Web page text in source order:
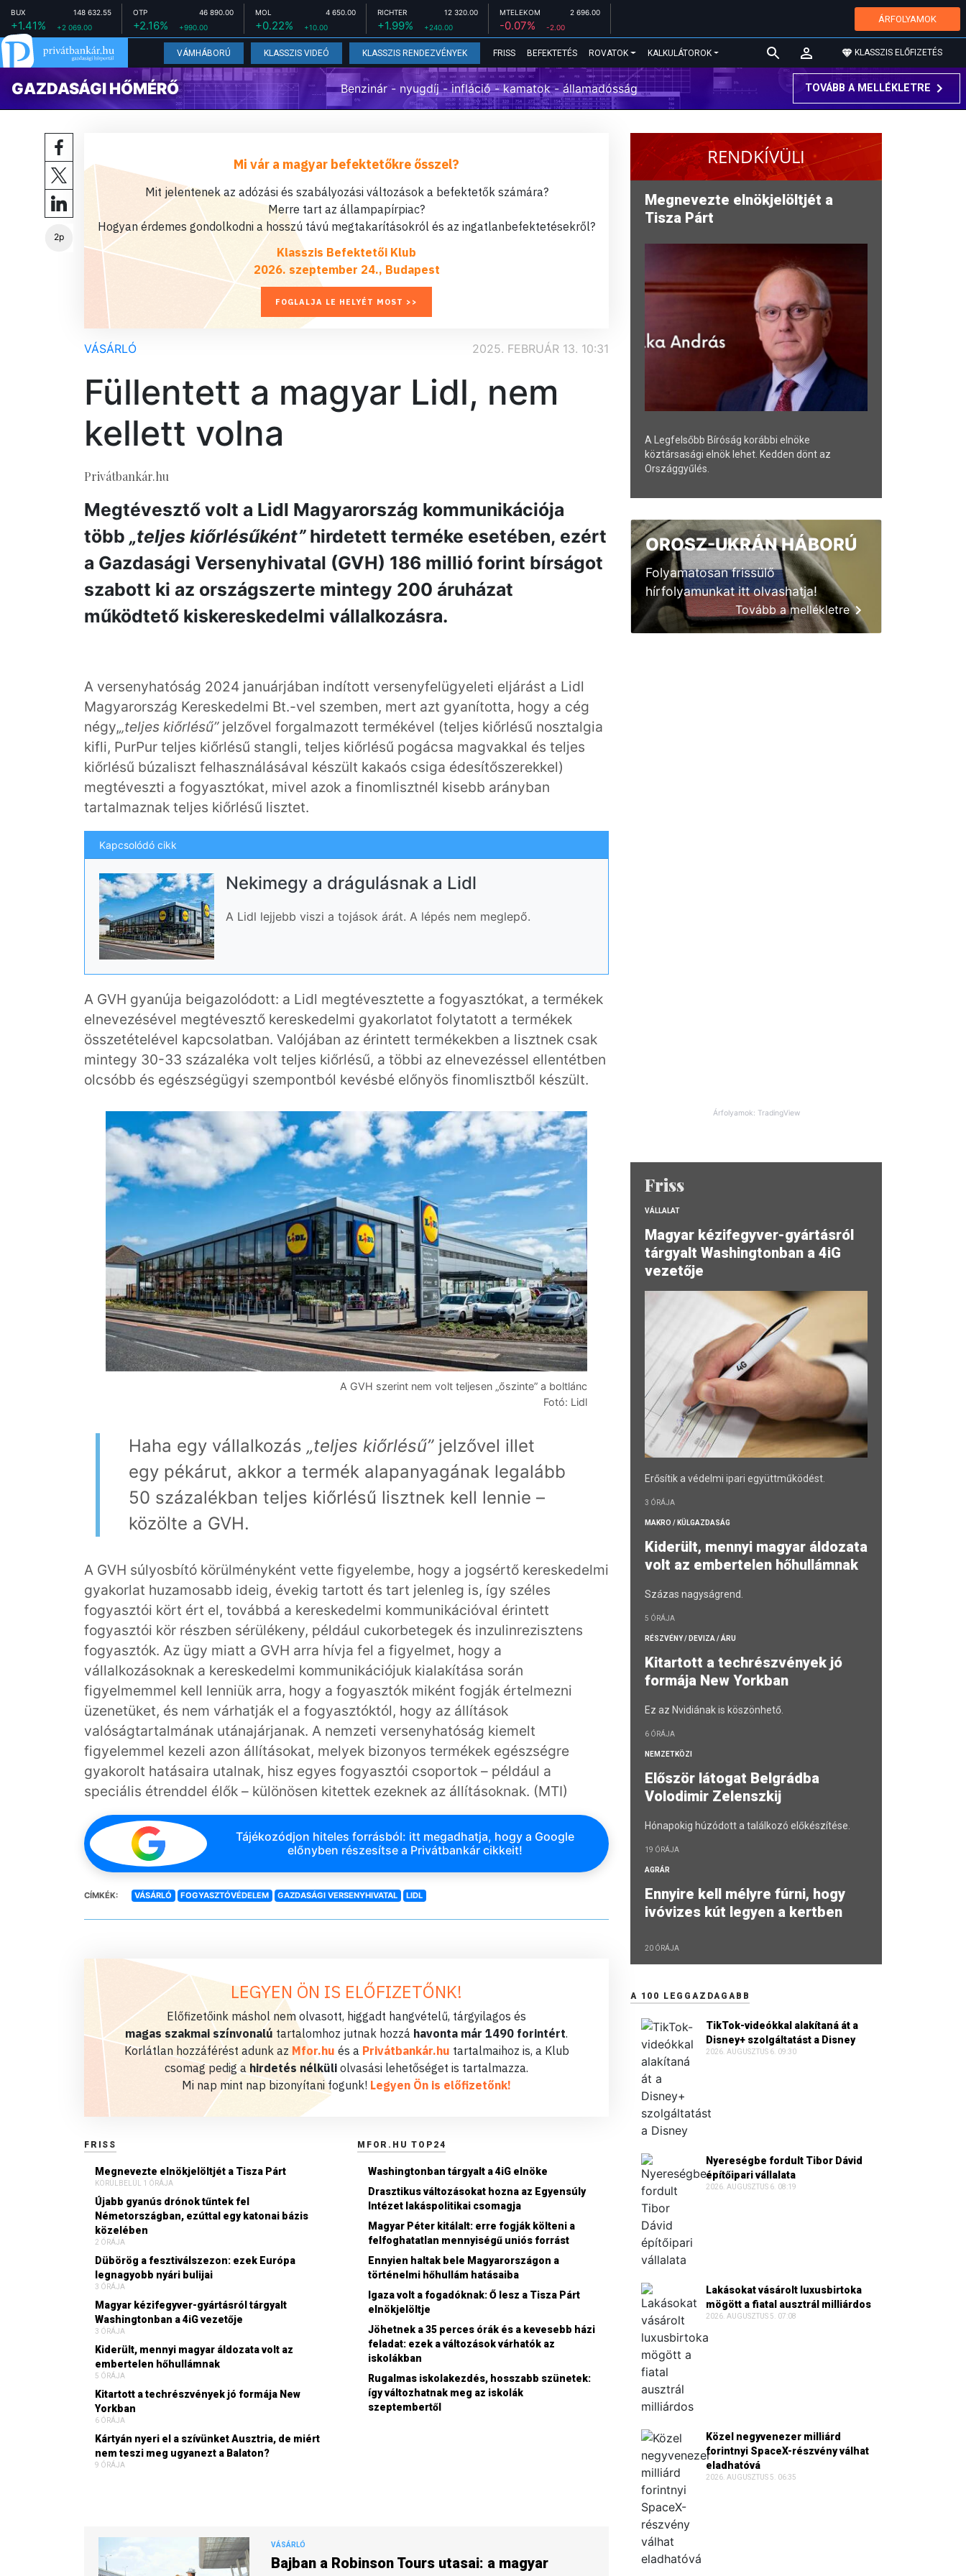
BUX 148 632.55
+1.41% +2 069.00
OTP 46 890.00
+2.16% +990.00
MOL 4 650.00
+0.22% +10.00
RICHTER 12 320.00
+1.99% +240.00
MTELEKOM 2 696.00
-0.07% -2.00
ÁRFOLYAMOK
VÁMHÁBORÚ KLASSZIS VIDEÓ KLASSZIS RENDEZVÉNYEK FRISS BEFEKTETÉS ROVATOK KALKULÁTOROK KLASSZIS ELŐFIZETÉS
GAZDASÁGI HŐMÉRŐ Benzinár - nyugdíj - infláció - kamatok - államadósság TOVÁBB A MELLÉKLETRE
2p
Mi vár a magyar befektetőkre ősszel?
Mit jelentenek az adózási és szabályozási változások a befektetők számára?
Merre tart az állampapírpiac?
Hogyan érdemes gondolkodni a hosszú távú megtakarításokról és az ingatlanbefektetésekről?
Klasszis Befektetői Klub
2026. szeptember 24., Budapest
FOGLALJA LE HELYÉT MOST >>
VÁSÁRLÓ 2025. FEBRUÁR 13. 10:31
Füllentett a magyar Lidl, nem
kellett volna
Privátbankár.hu
Megtévesztő volt a Lidl Magyarország kommunikációja
több „teljes kiőrlésűként”hirdetett terméke esetében, ezért
a Gazdasági Versenyhivatal (GVH) 186 millió forint bírságot
szabott ki az országszerte mintegy 200 áruházat
működtető kiskereskedelmi vállalkozásra.
A versenyhatóság 2024 januárjában indított versenyfelügyeleti eljárást a Lidl
Magyarország Kereskedelmi Bt.-vel szemben, mert azt gyanította, hogy a cég
négy,„teljes kiőrlésű”jelzővel forgalmazott termékével (teljes kiőrlésű nosztalgia
kifli, PurPur teljes kiőrlésű stangli, teljes kiőrlésű pogácsa magvakkal és teljes
kiőrlésű búzaliszt felhasználásával készült kakaós csiga édesítőszerekkel)
megtéveszti a fogyasztókat, mivel azok a finomlisztnél kisebb arányban
tartalmaznak teljes kiőrlésű lisztet.
Kapcsolódó cikk
Nekimegy a drágulásnak a Lidl
A Lidl lejjebb viszi a tojások árát. A lépés nem meglepő.
A GVH gyanúja beigazolódott: a Lidl megtévesztette a fogyasztókat, a termékek
elnevezésével megtévesztő kereskedelmi gyakorlatot folytatott a termékek
összetételével kapcsolatban. Valójában az érintett termékekben a lisztnek csak
mintegy 30-33 százaléka volt teljes kiőrlésű, a többi az elnevezéssel ellentétben
olcsóbb és egészségügyi szempontból kevésbé előnyös finomlisztből készült.
A GVH szerint nem volt teljesen „őszinte” a boltlánc
Fotó: Lidl
Haha egy vállalkozás „teljes kiőrlésű”jelzővel illet
egy pékárut, akkor a termék alapanyagának legalább
50 százalékban teljes kiőrlésű lisztnek kell lennie –
közölte a GVH.
A GVH súlyosbító körülményként vette figyelembe, hogy a jogsértő kereskedelmi
gyakorlat huzamosabb ideig, évekig tartott és tart jelenleg is, így széles
fogyasztói kört ért el, továbbá a kereskedelmi kommunikációval érintett
fogyasztói kör részben sérülékeny, például cukorbetegek és inzulinrezisztens
fogyasztók. Az ügy miatt a GVH arra hívja fel a figyelmet, hogy a
vállalkozásoknak a kereskedelmi kommunikációjuk kialakítása során
figyelmemmel kell lenniük arra, hogy a fogyasztók miként fogják értelmezni
üzenetüket, és nem várhatják el a fogyasztóktól, hogy az állítások
valóságtartalmának utánajárjanak. A nemzeti versenyhatóság kiemelt
figyelemmel kezeli azon állításokat, melyek bizonyos termékek egészségre
gyakorolt hatásaira utalnak, hisz egyes fogyasztói csoportok – például a
speciális étrenddel élők – különösen kitettek ezeknek az állításoknak. (MTI)
Tájékozódjon hiteles forrásból: itt megadhatja, hogy a Google
előnyben részesítse a Privátbankár cikkeit!
CÍMKÉK: VÁSÁRLÓ FOGYASZTÓVÉDELEM GAZDASÁGI VERSENYHIVATAL LIDL
LEGYEN ÖN IS ELŐFIZETŐNK!
Előfizetőink máshol nem olvasott, higgadt hangvételű, tárgyilagos és
magas szakmai színvonalú tartalomhoz jutnak hozzá havonta már 1490 forintért.
Korlátlan hozzáférést adunk az Mfor.hu és a Privátbankár.hu tartalmaihoz is, a Klub
csomag pedig a hirdetés nélküli olvasási lehetőséget is tartalmazza.
Mi nap mint nap bizonyítani fogunk! Legyen Ön is előfizetőnk!
FRISS
Megnevezte elnökjelöltjét a Tisza Párt
KÖRÜLBELÜL 1 ÓRÁJA
Újabb gyanús drónok tűntek fel
Németországban, ezúttal egy katonai bázis
közelében
2 ÓRÁJA
Dübörög a fesztiválszezon: ezek Európa
legnagyobb nyári bulijai
3 ÓRÁJA
Magyar kézifegyver-gyártásról tárgyalt
Washingtonban a 4iG vezetője
3 ÓRÁJA
Kiderült, mennyi magyar áldozata volt az
embertelen hőhullámnak
5 ÓRÁJA
Kitartott a techrészvények jó formája New
Yorkban
6 ÓRÁJA
Kártyán nyeri el a szívünket Ausztria, de miért
nem teszi meg ugyanezt a Balaton?
9 ÓRÁJA
MFOR.HU TOP24
Washingtonban tárgyalt a 4iG elnöke
Drasztikus változásokat hozna az Egyensúly
Intézet lakáspolitikai csomagja
Magyar Péter kitálalt: erre fogják költeni a
felfoghatatlan mennyiségű uniós forrást
Ennyien haltak bele Magyarországon a
történelmi hőhullám hatásaiba
Igaza volt a fogadóknak: Ő lesz a Tisza Párt
elnökjelöltje
Jöhetnek a 35 perces órák és a kevesebb házi
feladat: ezek a változások várhatók az
iskolákban
Rugalmas iskolakezdés, hosszabb szünetek:
így változhatnak meg az iskolák
szeptembertől
VÁSÁRLÓ
Bajban a Robinson Tours utasai: a magyar
RENDKÍVÜLI
Megnevezte elnökjelöltjét a
Tisza Párt
A Legfelsőbb Bíróság korábbi elnöke
köztársasági elnök lehet. Kedden dönt az
Országgyűlés.
OROSZ-UKRÁN HÁBORÚ
Folyamatosan frissülő
hírfolyamunkat itt olvashatja!
Tovább a mellékletre
Árfolyamok: TradingView
Friss
VÁLLALAT
Magyar kézifegyver-gyártásról
tárgyalt Washingtonban a 4iG
vezetője
Erősítik a védelmi ipari együttműködést.
3 ÓRÁJA
MAKRO / KÜLGAZDASÁG
Kiderült, mennyi magyar áldozata
volt az embertelen hőhullámnak
Százas nagyságrend.
5 ÓRÁJA
RÉSZVÉNY / DEVIZA / ÁRU
Kitartott a techrészvények jó
formája New Yorkban
Ez az Nvidiának is köszönhető.
6 ÓRÁJA
NEMZETKÖZI
Először látogat Belgrádba
Volodimir Zelenszkij
Hónapokig húzódott a találkozó előkészítése.
19 ÓRÁJA
AGRÁR
Ennyire kell mélyre fúrni, hogy
ivóvizes kút legyen a kertben
20 ÓRÁJA
A 100 LEGGAZDAGABB
TikTok-videókkal alakítaná át a
Disney+ szolgáltatást a Disney
2026. AUGUSZTUS 6. 09:30
Nyereségbe fordult Tibor Dávid
építőipari vállalata
2026. AUGUSZTUS 6. 08:19
Lakásokat vásárolt luxusbirtoka
mögött a fiatal ausztrál milliárdos
2026. AUGUSZTUS 5. 07:08
Közel negyvenezer milliárd
forintnyi SpaceX-részvény válhat
eladhatóvá
2026. AUGUSZTUS 5. 06:35